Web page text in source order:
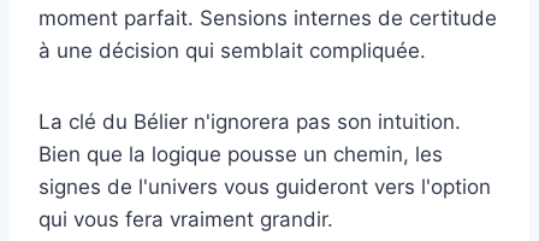
moment parfait. Sensions internes de certitude
à une décision qui semblait compliquée.
La clé du Bélier n'ignorera pas son intuition.
Bien que la logique pousse un chemin, les
signes de l'univers vous guideront vers l'option
qui vous fera vraiment grandir.